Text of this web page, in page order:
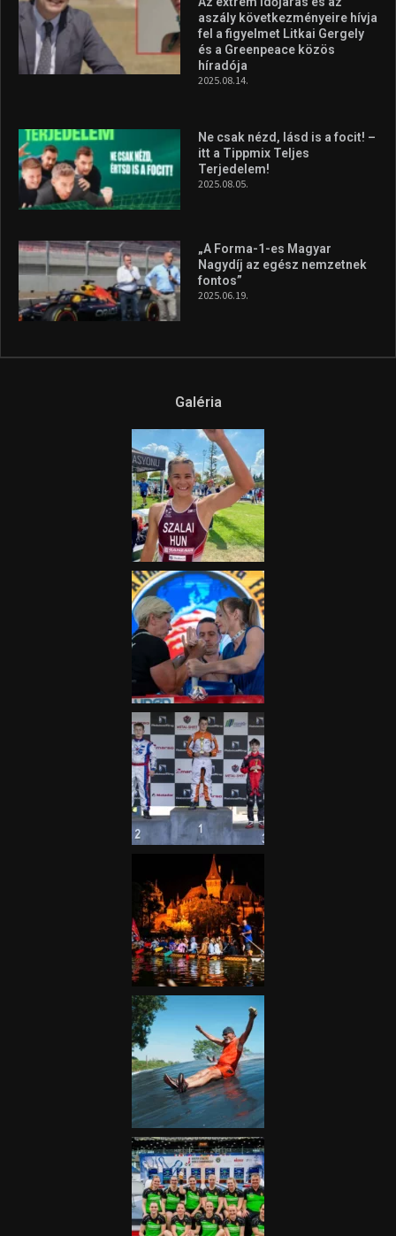
aszály következményeire hívja
fel a figyelmet Litkai Gergely
és a Greenpeace közös
híradója
2025.08.14.
Ne csak nézd, lásd is a focit! –
itt a Tippmix Teljes
Terjedelem!
2025.08.05.
„A Forma-1-es Magyar
Nagydíj az egész nemzetnek
fontos”
2025.06.19.
Galéria